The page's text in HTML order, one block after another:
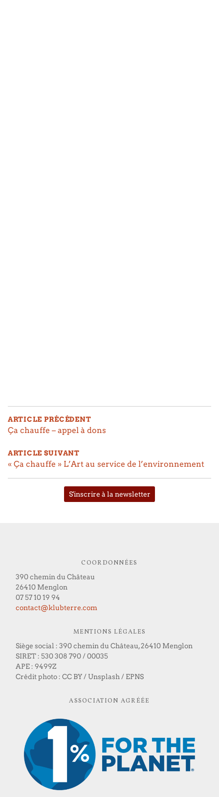
NAVIGATION
DE
L’ARTICLE
ARTICLE PRÉCÉDENT
Ça chauffe – appel à dons
ARTICLE SUIVANT
« Ça chauffe » L’Art au service de l’environnement
S'inscrire à la newsletter
COORDONNÉES
390 chemin du Château
26410 Menglon
07 57 10 19 94
contact@klubterre.com
MENTIONS LÉGALES
Siège social : 390 chemin du Château, 26410 Menglon
SIRET : 530 308 790 / 00035
APE : 9499Z
Crédit photo : CC BY / Unsplash / EPNS
ASSOCIATION AGRÉÉE